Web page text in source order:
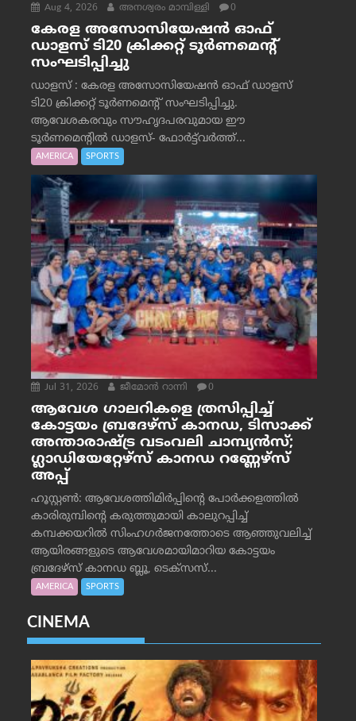
Aug 4, 2026 അനശ്വരം മാമ്പിള്ളി 0
കേരള അസോസിയേഷൻ ഓഫ്
ഡാളസ് ടി20 ക്രിക്കറ്റ് ടൂർണമെന്റ്
സംഘടിപ്പിച്ചു
ഡാളസ് : കേരള അസോസിയേഷൻ ഓഫ് ഡാളസ്
ടി20 ക്രിക്കറ്റ് ടൂർണമെന്റ് സംഘടിപ്പിച്ചു.
ആവേശകരവും സൗഹൃദപരവുമായ ഈ
ടൂർണമെന്റിൽ ഡാളസ്- ഫോർട്ട്‌വര്‍ത്ത്...
AMERICA SPORTS
Jul 31, 2026 ജീമോന്‍ റാന്നി 0
ആവേശ ഗാലറികളെ ത്രസിപ്പിച്ച്
കോട്ടയം ബ്രദേഴ്‌സ് കാനഡ, ടിസാക്ക്
അന്താരാഷ്ട്ര വടംവലി ചാമ്പ്യന്‍സ്;
ഗ്ലാഡിയേറ്റേഴ്‌സ് കാനഡ റണ്ണേഴ്‌സ്
അപ്പ്
ഹൂസ്റ്റണ്‍: ആവേശത്തിമിര്‍പ്പിന്റെ പോര്‍ക്കളത്തില്‍
കാരിരുമ്പിന്റെ കരുത്തുമായി കാലുറപ്പിച്ച്
കമ്പക്കയറില്‍ സിംഹഗര്‍ജനത്തോടെ ആഞ്ഞുവലിച്ച്
ആയിരങ്ങളുടെ ആവേശമായിമാറിയ കോട്ടയം
ബ്രദേഴ്‌സ് കാനഡ ബ്ലൂ, ടെക്‌സസ്...
AMERICA SPORTS
CINEMA